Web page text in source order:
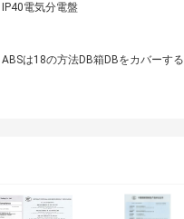
IP40電気分電盤
ABSは18の方法DB箱DBをカバーする